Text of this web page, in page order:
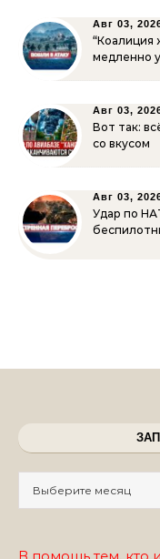
Авг 03,
медленно
Авг 03,
Вот так:
со вкусом
Авг 03,
Удар по